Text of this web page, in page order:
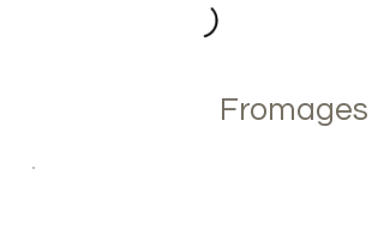
Fromages